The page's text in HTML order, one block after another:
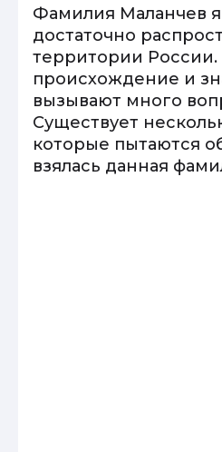
Фамилия Маланчев
достаточно
территории России.
происхождение и
вызывают много
Существует
которые пытаются
взялась данная